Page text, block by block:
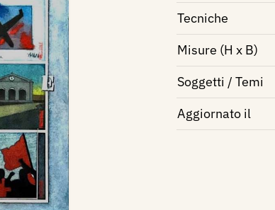
Tecniche
Misure (H x B)
Soggetti / Temi
Aggiornato il